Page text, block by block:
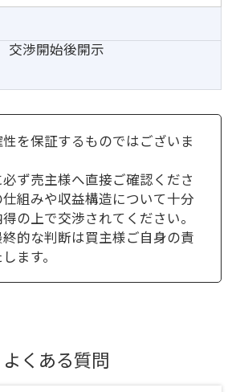
交渉開始後開示
を保証するものではございま
ず売主様へ直接ご確認くださ
組みや収益構造について十分
の上で交渉されてください。
的な判断は買主様ご自身の責
ます。
よくある質問